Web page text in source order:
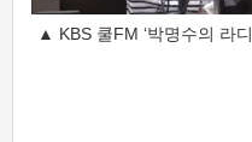
▲ KBS 쿨FM ‘박명수의 라